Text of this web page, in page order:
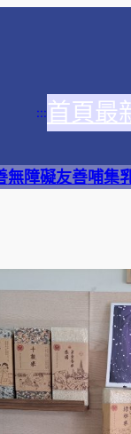
:::首頁最
無障礙友善哺集